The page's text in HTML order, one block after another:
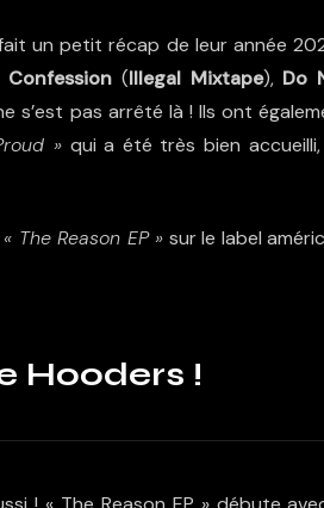
un petit récap de leur année
Confession (Illegal Mixtape), Do
s’est pas arrêté là ! Ils ont
»qui a été très bien
« The Reason EP » sur le label
Hooders !